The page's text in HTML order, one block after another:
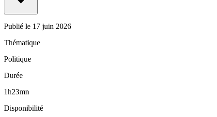
Publié le 17 juin 2026
Thématique
Politique
Durée
1h23mn
Disponibilité